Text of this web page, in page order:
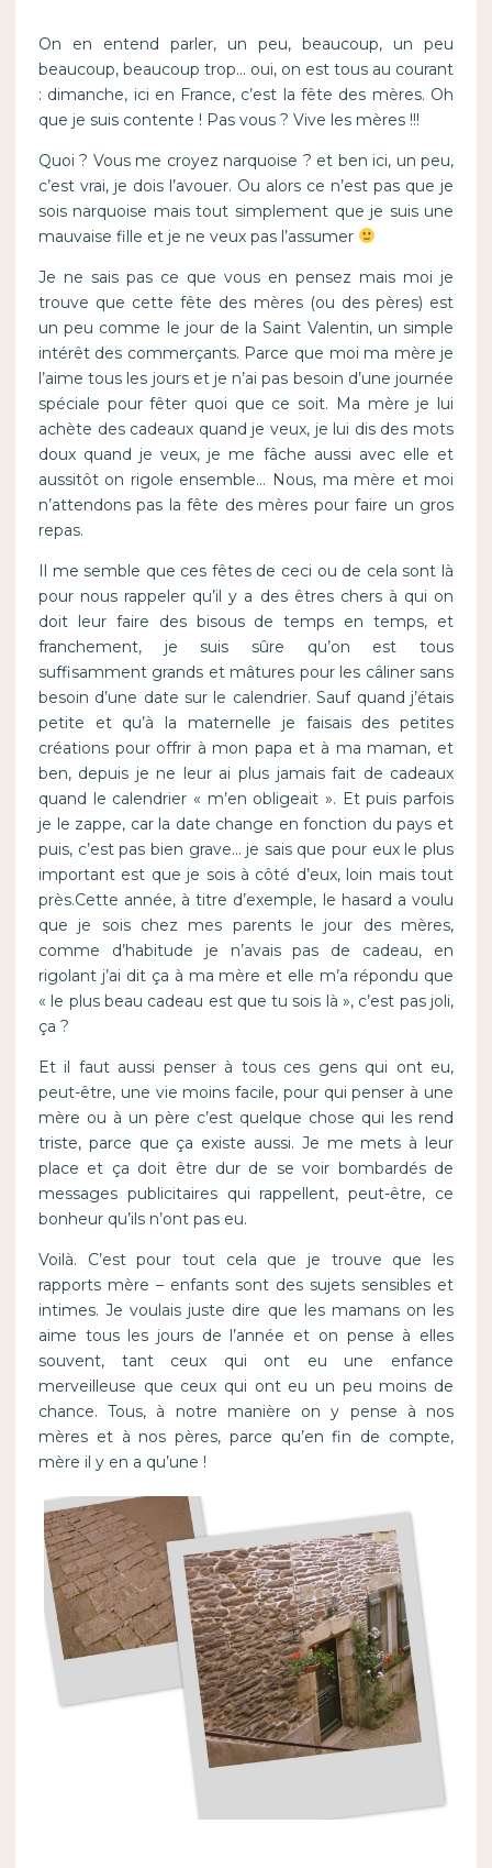
On en entend parler, un peu, beaucoup, un peu
beaucoup, beaucoup trop… oui, on est tous au courant
: dimanche, ici en France, c’est la fête des mères. Oh
que je suis contente ! Pas vous ? Vive les mères !!!
Quoi ? Vous me croyez narquoise ? et ben ici, un peu,
c’est vrai, je dois l’avouer. Ou alors ce n’est pas que je
sois narquoise mais tout simplement que je suis une
mauvaise fille et je ne veux pas l’assumer
Je ne sais pas ce que vous en pensez mais moi je
trouve que cette fête des mères (ou des pères) est
un peu comme le jour de la Saint Valentin, un simple
intérêt des commerçants. Parce que moi ma mère je
l’aime tous les jours et je n’ai pas besoin d’une journée
spéciale pour fêter quoi que ce soit. Ma mère je lui
achète des cadeaux quand je veux, je lui dis des mots
doux quand je veux, je me fâche aussi avec elle et
aussitôt on rigole ensemble… Nous, ma mère et moi
n’attendons pas la fête des mères pour faire un gros
repas.
Il me semble que ces fêtes de ceci ou de cela sont là
pour nous rappeler qu’il y a des êtres chers à qui on
doit leur faire des bisous de temps en temps, et
franchement, je suis sûre qu’on est tous
suffisamment grands et mâtures pour les câliner sans
besoin d’une date sur le calendrier. Sauf quand j’étais
petite et qu’à la maternelle je faisais des petites
créations pour offrir à mon papa et à ma maman, et
ben, depuis je ne leur ai plus jamais fait de cadeaux
quand le calendrier « m’en obligeait ». Et puis parfois
je le zappe, car la date change en fonction du pays et
puis, c’est pas bien grave… je sais que pour eux le plus
important est que je sois à côté d’eux, loin mais tout
près.Cette année, à titre d’exemple, le hasard a voulu
que je sois chez mes parents le jour des mères,
comme d’habitude je n’avais pas de cadeau, en
rigolant j’ai dit ça à ma mère et elle m’a répondu que
« le plus beau cadeau est que tu sois là », c’est pas joli,
ça ?
Et il faut aussi penser à tous ces gens qui ont eu,
peut-être, une vie moins facile, pour qui penser à une
mère ou à un père c’est quelque chose qui les rend
triste, parce que ça existe aussi. Je me mets à leur
place et ça doit être dur de se voir bombardés de
messages publicitaires qui rappellent, peut-être, ce
bonheur qu’ils n’ont pas eu.
Voilà. C’est pour tout cela que je trouve que les
rapports mère – enfants sont des sujets sensibles et
intimes. Je voulais juste dire que les mamans on les
aime tous les jours de l’année et on pense à elles
souvent, tant ceux qui ont eu une enfance
merveilleuse que ceux qui ont eu un peu moins de
chance. Tous, à notre manière on y pense à nos
mères et à nos pères, parce qu’en fin de compte,
mère il y en a qu’une !